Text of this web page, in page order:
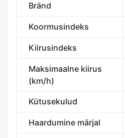
Bränd
Koormusindeks
Kiirusindeks
Maksimaalne kiirus
(km/h)
Kütusekulud
Haardumine märjal